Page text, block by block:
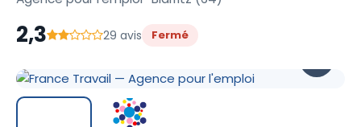
2,3 29 avis Fermé